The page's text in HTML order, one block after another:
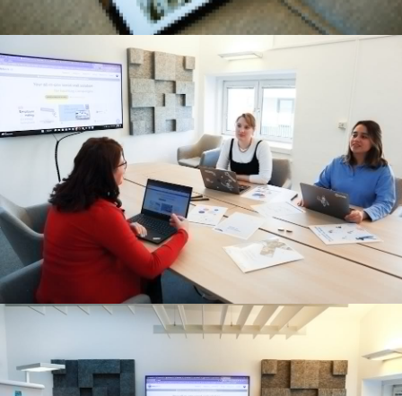
De schoonheid en veelzijdigheid van de
Waterhoorn